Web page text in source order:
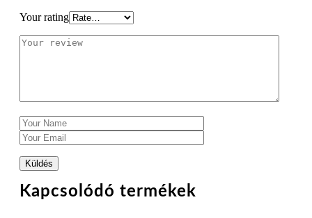
Your rating
Kapcsolódó termékek